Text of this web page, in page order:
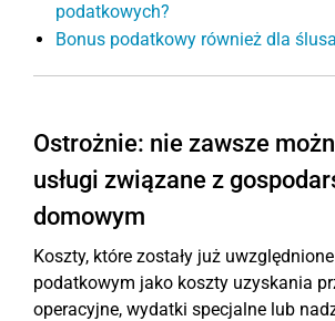
podatkowych?
Bonus podatkowy również dla
Ostrożnie: nie zawsze
usługi związane z
domowym
Koszty, które zostały już
podatkowym jako koszty uzyskania
operacyjne, wydatki specjalne lub